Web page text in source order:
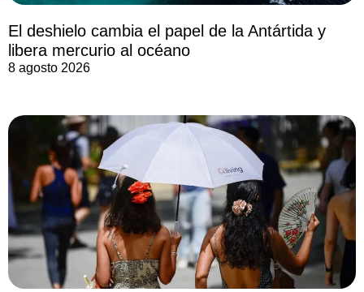
El deshielo cambia el papel de la Antártida y
libera mercurio al océano
8 agosto 2026